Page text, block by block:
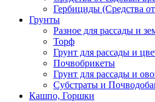
Гербициды (Средства
Грунты
Разное для рассады и
Торф
Грунт для рассады и
Почвобрикеты
Грунт для рассады и
Субстраты и
Кашпо, Горшки